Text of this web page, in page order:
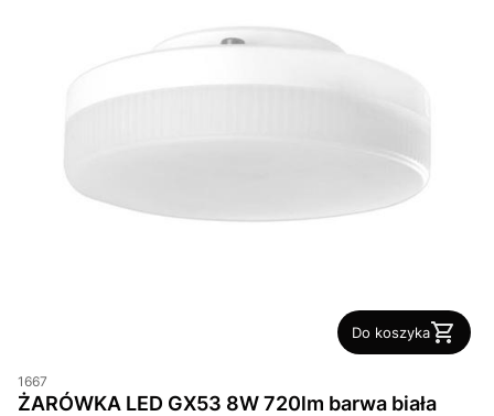
Do koszyka
1667
ŻARÓWKA LED GX53 8W 720lm barwa biała